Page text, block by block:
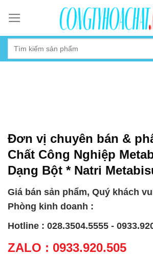
content
Đơn vị chuyên bán &
Chất Công Nghiệp
Dạng Bột * Natri
Giá bán sản phẩm, Quý khách
Phòng kinh doanh :
Hotline : 028.3504.5555 -
ZALO : 0933.920.505